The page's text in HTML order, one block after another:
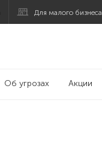
Для малого бизнеса
Об угрозах Акции